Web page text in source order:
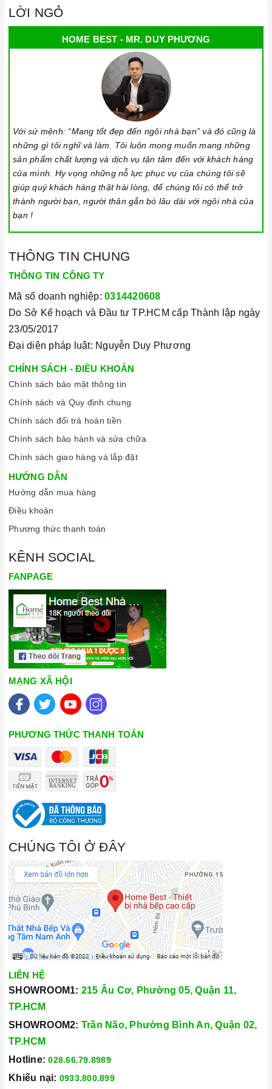
cảm ứng để tránh các mã lỗi và để tiết kiệm điện năng.
Bật bếp bằng cách vặn núm điều khiển, và thao tác vặn
(xoay) để tăng/giảm công suất nấu.
Lưu ý vệ sinh và bảo quản bếp
Luôn dùng khăn mềm và khô để vệ sinh mặt bếp, chú ý lau
thật nhẹ để tránh làm trầy xước mặt bếp.
Đối với các vết bẩn cứng đầu, có thể dùng giấy ướt hoặc chất
tẩy rửa chuyên dụng để lau mặt bếp.
Lưu ý chỉ nên thực hiện việc này khi bếp đã nguội và cách xa
thời gian nấu nướng để đảm bảo an toàn.
Khi không sử dụng, nên cất giữ cẩn thận và bảo quản mặt
bếp để tránh làm trầy xước, ảnh hưởng đến cảm ứng bếp..
bảo tuổi thọ của bếp.
3. Tại sao nên chọn mua sản phẩm tại Home Best?
Cam kết hàng chính hãng:Chúng tôi cam kết cung cấp sản
phẩm chính hãng 100%, có nguồn gốc, xuất xứ và chứng từ
rõ ràng.
lắp đặt, chế độ bảo hành chính hãng, hậu mãi chuyên
nghiệp, đảm bảo rằng quý khách sẽ có trải nghiệm tuyệt vời
và không gặp bất kỳ khó khăn nào trong quá trình sử dụng
sản phẩm.
Vận chuyển lắp đặt nhanh chóng:
nhân viên và kỹ thuật viên chuyên nghiệp, tận tâm sẽ đồng
hành cùng quý khách trong quá trình mua sắm và sử dụng
sản phẩm.
Đến với Home Best, chúng tôi tự hào cung cấp đến khách hàng
đa dạng các dòng
bếp gas KAFF nổi tiếng, cam kết về chất
lượng và nguồn gốc sản phẩm chính hãng. Chúng tôi tự tin
mang đến cho quý khách hàng dịch vụ chăm sóc khách hàng
tận tâm và chính sách bảo hành, hậu mãi chuyên nghiệp nhất.
Xem thêm tại đây:Home Best Care - Trung tâm bảo trì, sửa
chữa thiết bị nhà bếp cao cấp
LỜI NGỎ
HOME BEST - MR. DUY PHƯƠNG
Với sứ mệnh: “Mang tốt đẹp đến ngôi nhà bạn” và đó cũng là
những gì tôi nghĩ và làm. Tôi luôn mong muốn mang những
sản phẩm chất lượng và dịch vụ tận tâm đến với khách hàng
của mình. Hy vọng những nỗ lực phục vụ của chúng tôi sẽ
giúp quý khách hàng thật hài lòng, để chúng tôi có thể trở
thành người bạn, người thân gắn bó lâu dài với ngôi nhà của
bạn !
THÔNG TIN CHUNG
THÔNG TIN CÔNG TY
Mã số doanh nghiệp: 0314420608
Do Sở Kế hoạch và Đầu tư TP.HCM cấp Thành lập ngày
23/05/2017
Đại diện pháp luật: Nguyễn Duy Phương
CHÍNH SÁCH - ĐIỀU KHOẢN
Chính sách bảo mật thông tin
Chính sách và Quy định chung
Chính sách đổi trả hoàn tiền
Chính sách bảo hành và sửa chữa
Chính sách giao hàng và lắp đặt
HƯỚNG DẪN
Hướng dẫn mua hàng
Điều khoản
Phương thức thanh toán
KÊNH SOCIAL
FANPAGE
MẠNG XÃ HỘI
PHƯƠNG THỨC THANH TOÁN
CHÚNG TÔI Ở ĐÂY
LIÊN HỆ
SHOWROOM1: 215 Âu Cơ, Phường 05, Quận 11,
TP.HCM
SHOWROOM2: Trần Não, Phường Bình An, Quận 02,
TP.HCM
Hotline: 028.66.79.8989
Khiếu nại: 0933.800.899